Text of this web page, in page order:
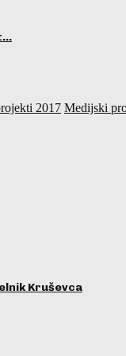
2017 Medijski
Kruševca